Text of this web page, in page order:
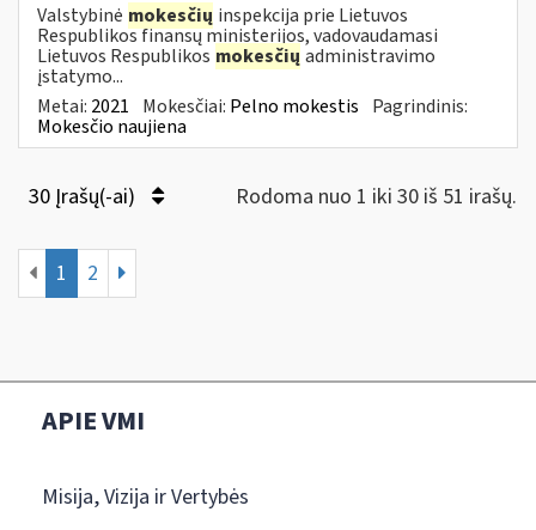
Valstybinė mokesčių inspekcija prie Lietuvos
Respublikos finansų ministerijos, vadovaudamasi
Lietuvos Respublikos mokesčių administravimo
įstatymo...
Metai: 2021 Mokesčiai: Pelno mokestis Pagrindinis:
Mokesčio naujiena
30 Įrašų(-ai) Rodoma nuo 1 iki 30 iš 51 irašų.
1 2
APIE VMI
Misija, Vizija ir Vertybės